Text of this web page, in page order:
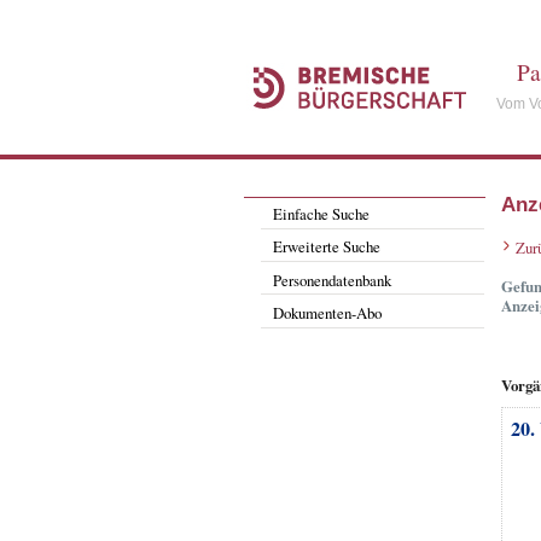
Vom
Einfache Suche
Erweiterte Suche
Personendatenbank
Dokumenten-Abo